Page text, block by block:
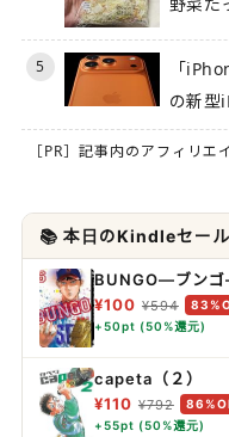
5
「
の新型
［PR］記事内のアフィリ
📚 本日のKindleセール
BUNGO―ブン
¥100 ¥594
+50pt (50%還元)
capeta（２）
¥110 ¥792
+55pt (50%還元)